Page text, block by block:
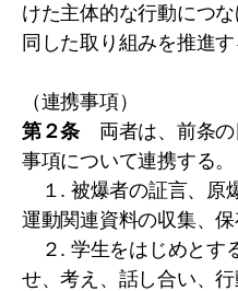
けた主体的な行動につ
同した取り組みを推進
（連携事項）
第２条 両者は、前条の
事項について連携する。
１. 被爆者の証言、原
運動関連資料の収集、
２. 学生をはじめとす
せ、考え、話し合い、